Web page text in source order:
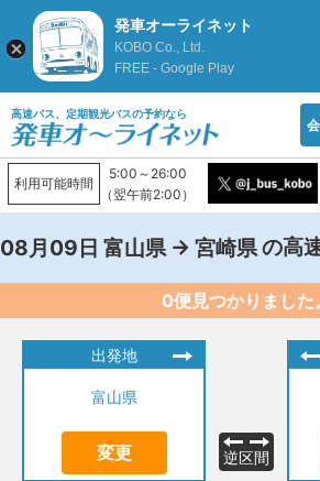
高速バス、定期観光バスの予約なら
利用可能時間
5:00～26:00
（翌午前2:00）
08月09日 富山県 → 宮崎県の高
0便見つかりました。
出発地
富山県
変更 逆区間
発車オーライネット
KOBO Co., Ltd.
FREE - Google Play